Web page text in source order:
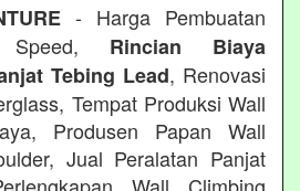
- Harga Pembuatan
Speed, Rincian Biaya
Tebing Lead, Renovasi
Tempat Produksi Wall
Produsen Papan Wall
Jual Peralatan Panjat
Wall Climbing